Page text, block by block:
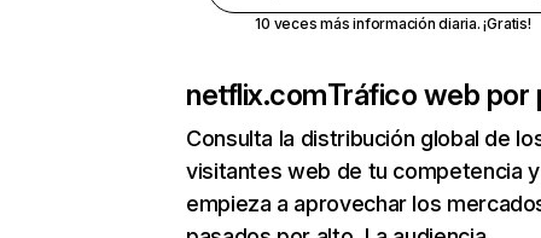
10 veces más información diaria. ¡Gratis!
netflix.comTráfico web por
Consulta la distribución global de
visitantes web de tu competencia y
empieza a aprovechar los